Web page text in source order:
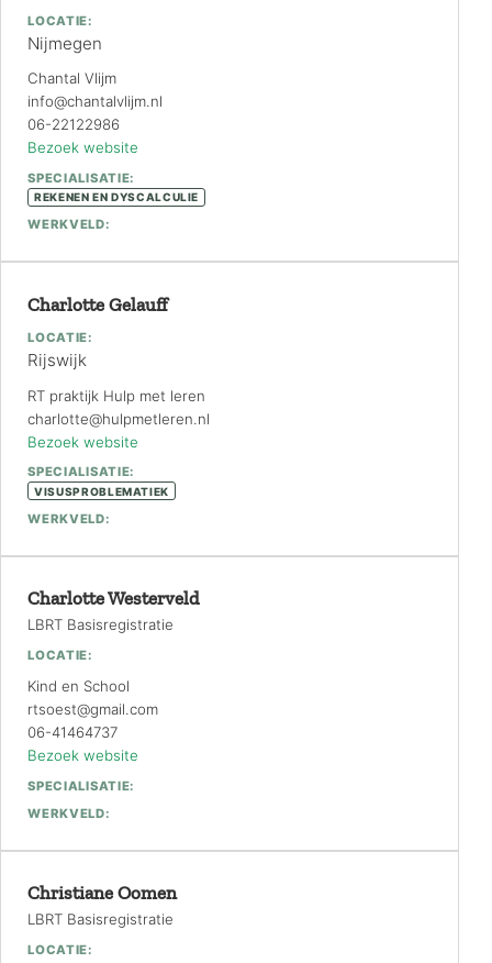
LOCATIE:
Nijmegen
Chantal Vlijm
info@chantalvlijm.nl
06-22122986
Bezoek website
SPECIALISATIE:
REKENEN EN DYSCALCULIE
WERKVELD:
Charlotte Gelauff
LOCATIE:
Rijswijk
RT praktijk Hulp met leren
charlotte@hulpmetleren.nl
Bezoek website
SPECIALISATIE:
VISUSPROBLEMATIEK
WERKVELD:
Charlotte Westerveld
LBRT Basisregistratie
LOCATIE:
Kind en School
rtsoest@gmail.com
06-41464737
Bezoek website
SPECIALISATIE:
WERKVELD:
Christiane Oomen
LBRT Basisregistratie
LOCATIE: